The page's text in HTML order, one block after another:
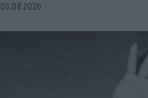
06.08.2026